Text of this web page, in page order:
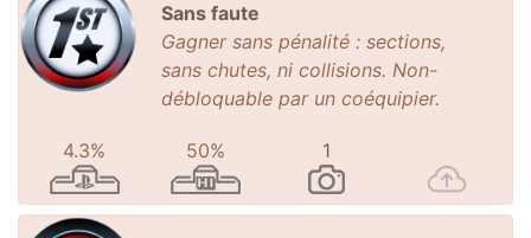
Sans faute
Gagner sans pénalité : sections,
sans chutes, ni collisions. Non-
débloquable par un coéquipier.
4.3% 50% 1